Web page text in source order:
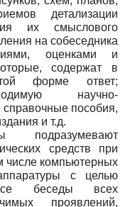
детализации
их смыслового
на собеседника
оценками и
содержат в
форме ответ;
научно-
справочные пособия,
и т.д.
подразумевают
средств при
числе компьютерных
с целью
беседы всех
проявлений,